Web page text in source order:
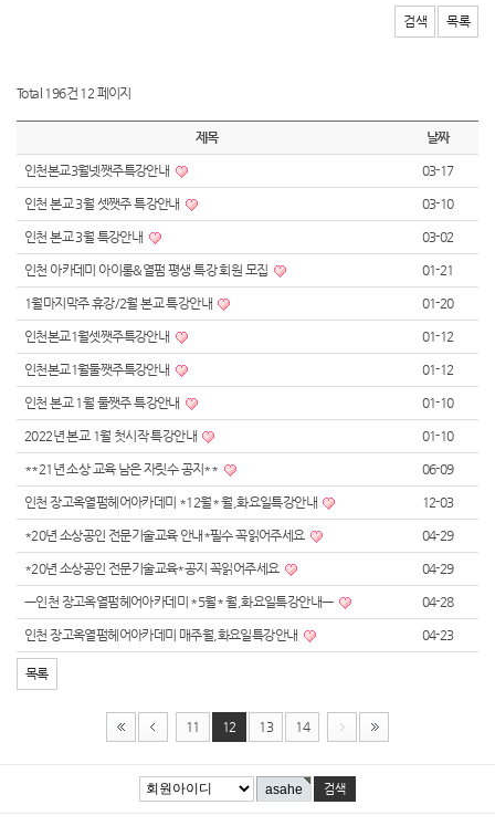
검색 목록
Total 196건 12 페이지
제목 날짜
인천본교3월넷쨋주특강안내 03-17
인천 본교 3월 셋쨋주 특강안내 03-10
인천 본교 3월 특강안내 03-02
인천 아카데미 아이롱&열펌 평생 특강 회원 모집 01-21
1월마지막주 휴강/2월 본교 특강안내 01-20
인천본교1월셋쨋주특강안내 01-12
인천본교1월둘쨋주특강안내 01-12
인천 본교 1월 둘쨋주 특강안내 01-10
2022년 본교 1월 첫시작 특강안내 01-10
**21년 소상 교육 남은 자릿수 공지** 06-09
인천 장고옥열펌헤어아카데미 *12월* 월,화요일특강안내 12-03
*20년 소상공인 전문기술교육 안내*필수 꼭읽어주세요 04-29
*20년 소상공인 전문기술교육*공지 꼭읽어주세요 04-29
ㅡ인천 장고옥열펌헤어아카데미 *5월* 월,화요일특강안내ㅡ 04-28
인천 장고옥열펌헤어아카데미 매주월,화요일특강안내 04-23
목록
11 12 13 14